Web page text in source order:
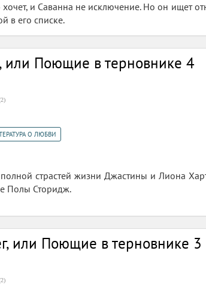
хочет, и Саванна не исключение. Но он ищет
в его списке.
или Поющие в терновнике 4
2)
О ЛЮБВИ
полной страстей жизни Джастины и Лиона
Полы Сторидж.
или Поющие в терновнике 3
2)